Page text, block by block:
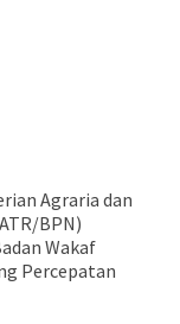
Agraria dan
BPN)
Wakaf
Percepatan